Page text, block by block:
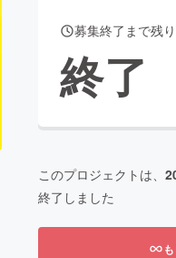
募集終了まで残り
終了
このプロジェクトは、
終了しました